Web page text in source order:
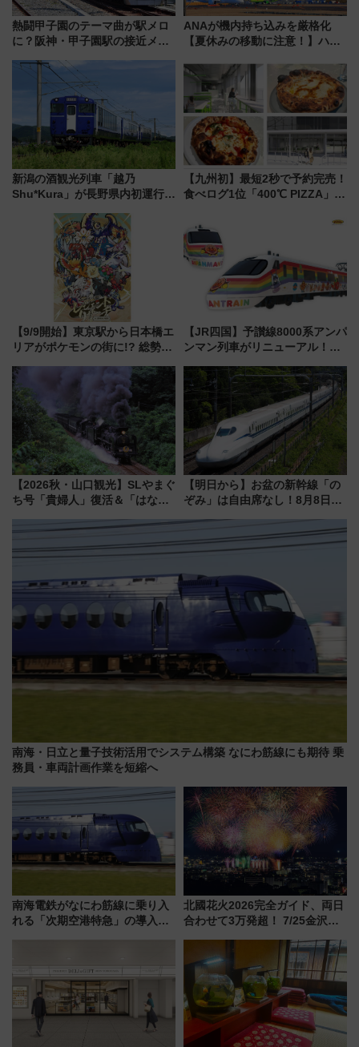
熱闘甲子園のテーマ曲が駅メロ
に？阪神・甲子園駅の接近メロ
谷実アレンジの特別仕様へ、8月
5日始発から
ANAが機内持ち込みを厳格化
【夏休みの移動に注意！】ハン
「身の回り品」新サイズ制限
(40×30×20cm)おさらい
新潟の酒観光列車「越乃
Shu*Kura」が長野県内初運行！
【九州初】最短2秒で予約完売！
食べログ1位「400℃ PIZZA」が
プン。もつ鍋風など限定メニュ
ーも
【9/9開始】東京駅から日本橋エ
リアがポケモンの街に!? 総勢
リサーチ」本格謎解き・グッズ
情報まとめ
【JR四国】予讃線8000系アンパ
ンマン列車がリニューアル！内
今年12月
【2026秋・山口観光】SLやまぐ
ち号「貴婦人」復活＆「はなあ
注目観光列車まとめ きっぷの取
り方は？
【明日から】お盆の新幹線「の
ぞみ」は自由席なし！8月8日午
せば空きが見つかることも 混
雑避ける「空席」探しのコツ
南海・日立と量子技術活用でシステム構築 なにわ筋線にも期待 乗
務員・車両計画作業を短縮へ
南海電鉄がなにわ筋線に乗り入
れる「次期空港特急」の導入を
北國花火2026完全ガイド、両日
合わせて3万発超！ 7/25金沢大
会の日程・アクセス・観覧席ま
とめ（石川県）